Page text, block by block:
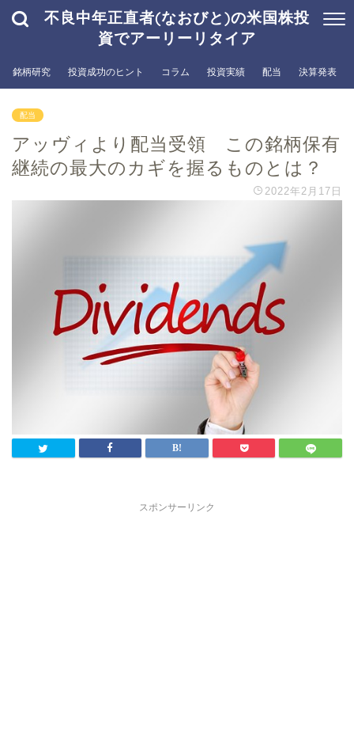
不良中年正直者(なおびと)の米国株投
資でアーリーリタイア
銘柄研究 投資成功のヒント コラム 投資実績 配当 決算発表
配当
アッヴィより配当受領 この銘柄保有
継続の最大のカギを握るものとは？
2022年2月17日
スポンサーリンク